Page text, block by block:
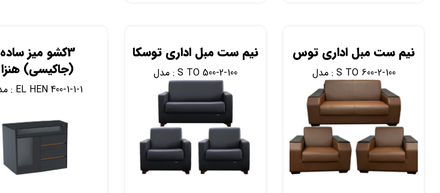
نیم ست مبل اداری توس
مدل : S TO 600-2-100
نیم ست مبل اداری توسکا
مدل : S TO 500-2-100
3کشو میز ساده
(جاکیسی) هنزا
مدل : EL HEN 400-1-1-1